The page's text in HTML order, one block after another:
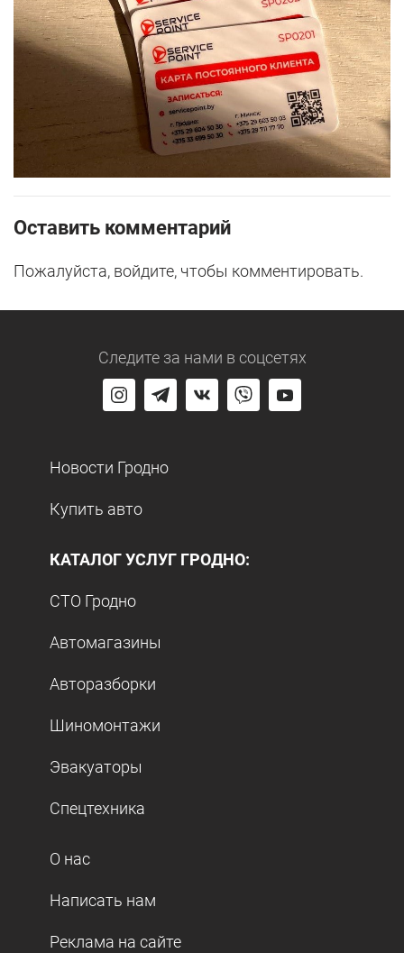
Оставить комментарий
Пожалуйста, войдите, чтобы комментировать.
Следите за нами в соцсетях
Новости Гродно
Купить авто
КАТАЛОГ УСЛУГ ГРОДНО:
СТО Гродно
Автомагазины
Авторазборки
Шиномонтажи
Эвакуаторы
Спецтехника
О нас
Написать нам
Реклама на сайте